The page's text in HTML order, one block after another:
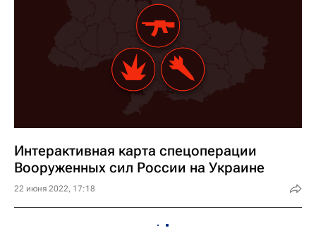
Интерактивная карта спецоперации
Вооруженных сил России на Украине
22 июня 2022, 17:18